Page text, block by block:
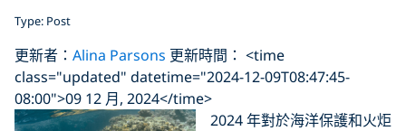
Type: Post
更新者： Alina Parsons 更新時間： <time
class="updated" datetime="2024-12-09T08:47:45-
08:00">09 12 月, 2024</time>
2024 年對於海洋保護和火炬